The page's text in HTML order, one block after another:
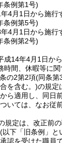
条例第1号)
4月1日から施行
条例第5号)
4月1日から施行
条例第2号)
成14年4月1日から
時間、休暇等に関
の2第2項(同条第
を含む。)の規定
ら適用し、同日
いては、なお従
規定は、改正前の
(以下「旧条例」と
認を受けた職員